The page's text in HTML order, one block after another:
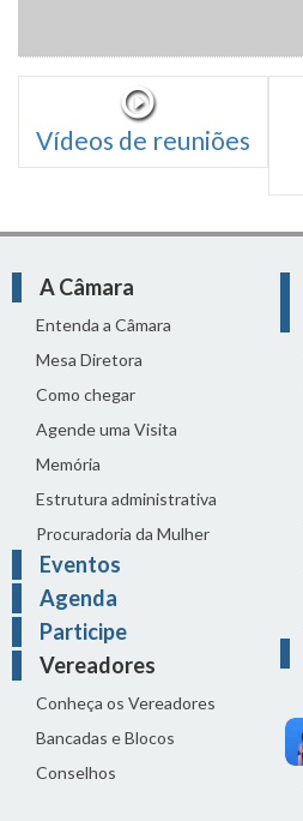
Vídeos de reuniões
A Câmara
Entenda a Câmara
Mesa Diretora
Como chegar
Agende uma Visita
Memória
Estrutura administrativa
Procuradoria da Mulher
Eventos
Agenda
Participe
Vereadores
Conheça os Vereadores
Bancadas e Blocos
Conselhos